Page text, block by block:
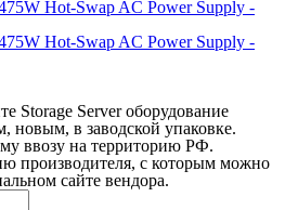
Storage Server оборудование
новым, в заводской упаковке.
ввозу на территорию РФ.
производителя, с которым можно
сайте вендора.